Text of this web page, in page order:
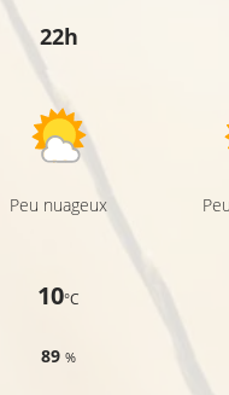
22h
Peu nuageux
10°C
89%